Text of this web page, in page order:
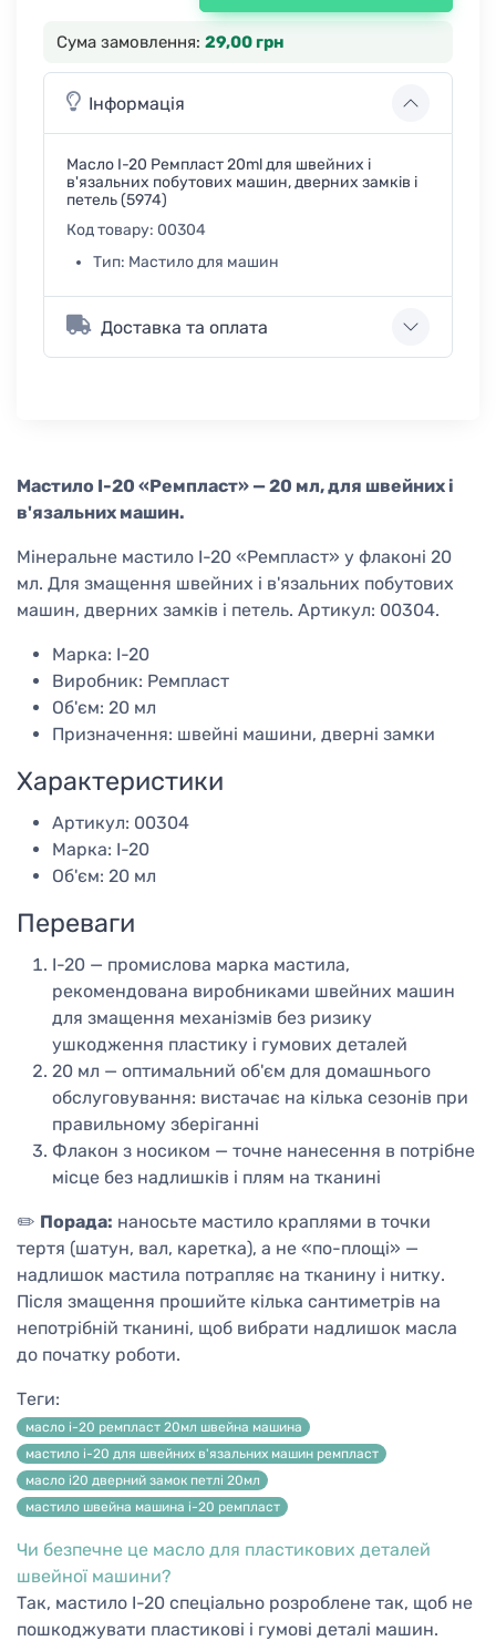
Сума замовлення: 29,00 грн
Інформація
Масло І-20 Ремпласт 20ml для швейних і
в'язальних побутових машин, дверних замків і
петель (5974)
Код товару: 00304
Тип: Мастило для машин
Доставка та оплата
Мастило І-20 «Ремпласт» — 20 мл, для швейних і
в'язальних машин.
Мінеральне мастило І-20 «Ремпласт» у флаконі 20
мл. Для змащення швейних і в'язальних побутових
машин, дверних замків і петель. Артикул: 00304.
Марка: І-20
Виробник: Ремпласт
Об'єм: 20 мл
Призначення: швейні машини, дверні замки
Характеристики
Артикул: 00304
Марка: І-20
Об'єм: 20 мл
Переваги
І-20 — промислова марка мастила,
рекомендована виробниками швейних машин
для змащення механізмів без ризику
ушкодження пластику і гумових деталей
20 мл — оптимальний об'єм для домашнього
обслуговування: вистачає на кілька сезонів при
правильному зберіганні
Флакон з носиком — точне нанесення в потрібне
місце без надлишків і плям на тканині
✏️ Порада: наносьте мастило краплями в точки
тертя (шатун, вал, каретка), а не «по-площі» —
надлишок мастила потрапляє на тканину і нитку.
Після змащення прошийте кілька сантиметрів на
непотрібній тканині, щоб вибрати надлишок масла
до початку роботи.
Теги:
масло і-20 ремпласт 20мл швейна машина
мастило і-20 для швейних в'язальних машин ремпласт
масло і20 дверний замок петлі 20мл
мастило швейна машина і-20 ремпласт
Чи безпечне це масло для пластикових деталей
швейної машини?
Так, мастило І-20 спеціально розроблене так, щоб не
пошкоджувати пластикові і гумові деталі машин.